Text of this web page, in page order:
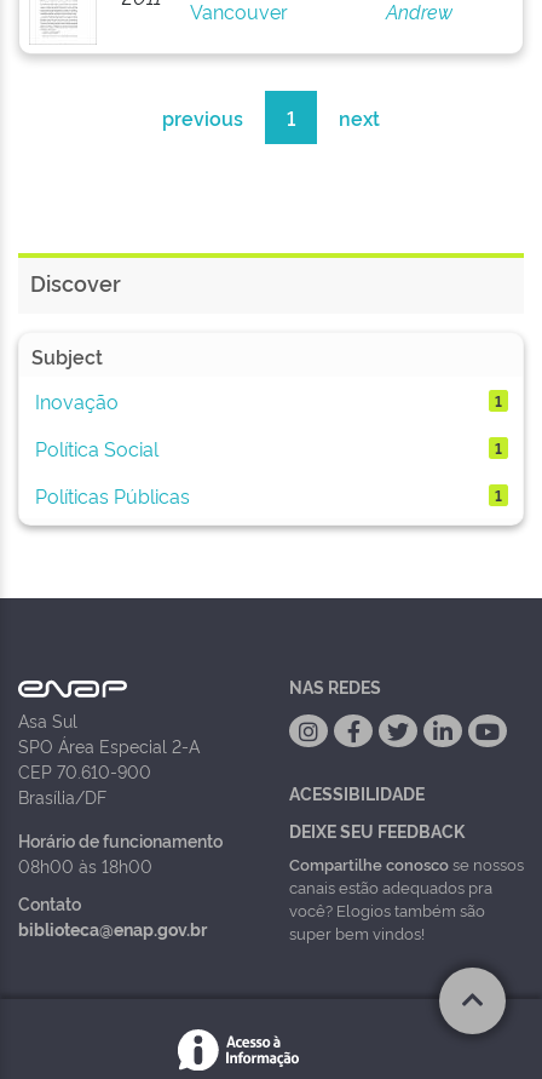
Vancouver
Andrew
previous 1 next
Discover
Subject
Inovação
1
Política Social 1
Políticas Públicas 1
Asa Sul
SPO Área Especial 2-A
CEP 70.610-900
Brasília/DF
Horário de funcionamento
08h00 às 18h00
Contato
biblioteca@enap.gov.br
NAS REDES
ACESSIBILIDADE
DEIXE SEU FEEDBACK
Compartilhe conoscose nossos
canais estão adequados pra
você? Elogios também são
super bem vindos!